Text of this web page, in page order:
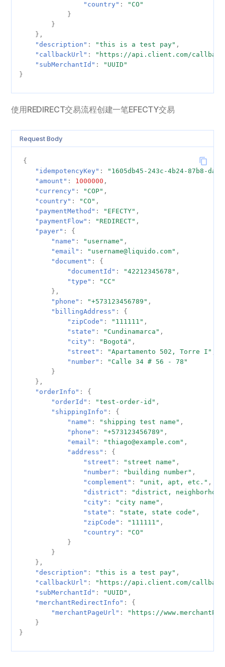
"country" :
"CO"
}
}
},
"description" : "this is a test pay" ,
"callbackUrl" :
"https://api.client.com/
"subMerchantId" :
"UUID"
}
使用REDIRECT交易流程创建一笔EFECTY交易
Request Body
{
"idempotencyKey" :
"1605db45-243c-4b24-87b8-
"amount" : 1000000 ,
"currency" : "COP" ,
"country" : "CO" ,
"paymentMethod" : "EFECTY" ,
"paymentFlow" : "REDIRECT" ,
"payer" :
{
"name" : "username" ,
"email" : "username@liquido.com" ,
"document" :
{
"documentId" : "42212345678" ,
"type" :
"CC"
},
"phone" : "+573123456789" ,
"billingAddress" :
{
"zipCode" : "111111" ,
"state" : "Cundinamarca" ,
"city" : "Bogotá" ,
"street" : "Apartamento 502, Torre I"
"number" :
"Calle 34 # 56 - 78"
}
},
"orderInfo" :
{
"orderId" : "test-order-id" ,
"shippingInfo" :
{
"name" : "shipping test name" ,
"phone" : "+573123456789" ,
"email" : "thiago@example.com" ,
"address" :
{
"street" : "street name" ,
"number" : "building number" ,
"complement" : "unit, apt, etc." ,
"district" :
"district,
"city" : "city name" ,
"state" : "state, state code" ,
"zipCode" : "111111" ,
"country" :
"CO"
}
}
},
"description" : "this is a test pay" ,
"callbackUrl" :
"https://api.client.com/
"subMerchantId" : "UUID" ,
"merchantRedirectInfo" :
{
"merchantPageUrl" :
"https://
}
}